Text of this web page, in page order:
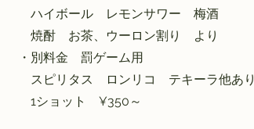
ハイボール レモンサワー 梅酒
焼酎 お茶、ウーロン割り より
・別料金 罰ゲーム用
スピリタス ロンリコ テキーラ他あり
1ショット ¥350～